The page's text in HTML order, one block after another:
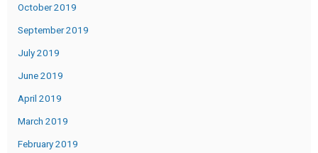
October 2019
September 2019
July 2019
June 2019
April 2019
March 2019
February 2019